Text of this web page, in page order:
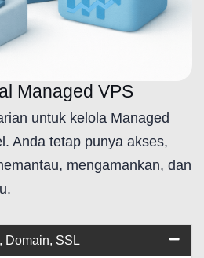
Managed VPS
untuk kelola Managed
Anda tetap punya akses,
mengamankan, dan
Domain, SSL